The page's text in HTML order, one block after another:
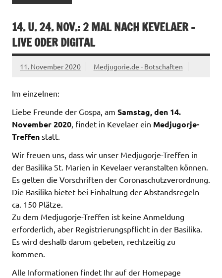
14. U. 24. NOV.: 2 MAL NACH KEVELAER –
LIVE ODER DIGITAL
11. November 2020 Medjugorie.de - Botschaften
Im einzelnen:
Liebe Freunde der Gospa, am Samstag, den 14.
November 2020, findet in Kevelaer ein Medjugorje-
Treffen statt.
Wir freuen uns, dass wir unser Medjugorje-Treffen in
der Basilika St. Marien in Kevelaer veranstalten können.
Es gelten die Vorschriften der Coronaschutzverordnung.
Die Basilika bietet bei Einhaltung der Abstandsregeln
ca. 150 Plätze.
Zu dem Medjugorje-Treffen ist keine Anmeldung
erforderlich, aber Registrierungspflicht in der Basilika.
Es wird deshalb darum gebeten, rechtzeitig zu
kommen.
Alle Informationen findet Ihr auf der Homepage